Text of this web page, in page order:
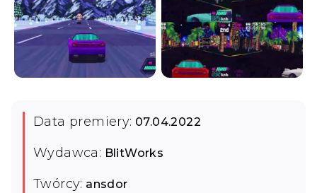
Data premiery: 07.04.2022
Wydawca: BlitWorks
Twórcy: ansdor